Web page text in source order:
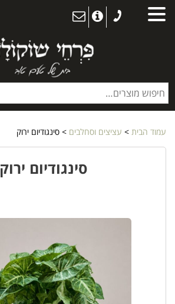
עמוד הבית > עציצים וסחלבים > סינגודיום ירוק
סינגודיום ירוק